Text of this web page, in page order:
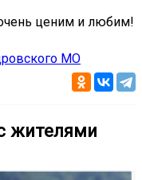
ценим и любим!
МО
жителями